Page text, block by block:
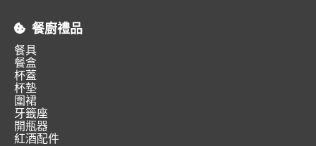
餐廚禮品
餐具
餐盒
杯蓋
杯墊
圍裙
牙籤座
開瓶器
紅酒配件